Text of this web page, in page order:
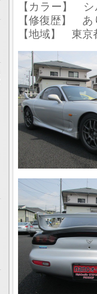
【カラー】
【修復歴】 あ
【地域】 東京